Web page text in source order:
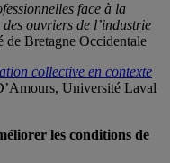
face à la
ouvriers de l’industrie
Bretagne Occidentale
collective en contexte
Université Laval
les conditions de